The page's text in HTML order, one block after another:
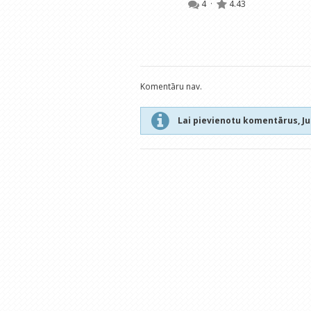
4 · 4.43
Komentāru nav.
Lai pievienotu komentārus,